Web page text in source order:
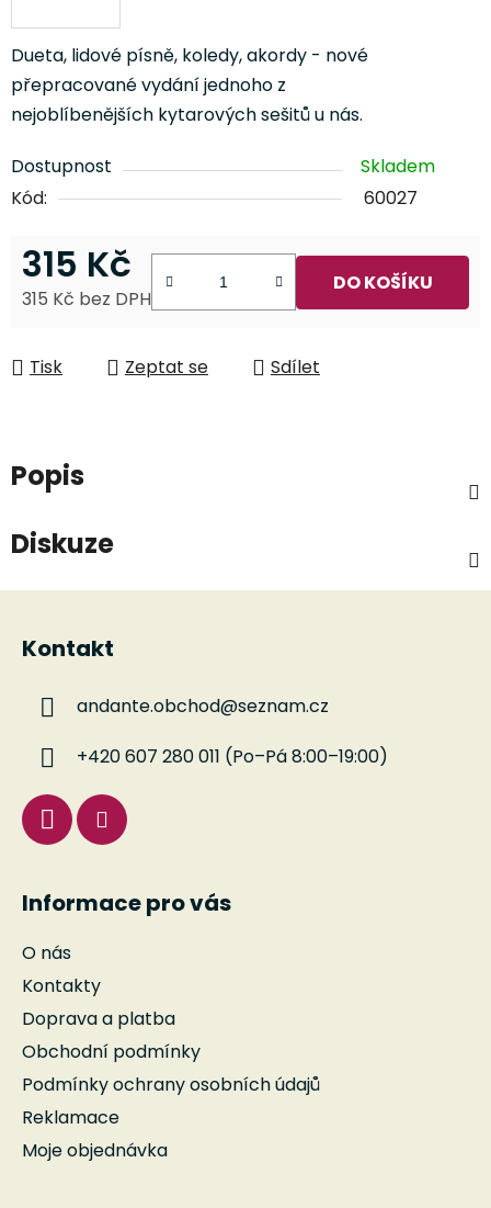
Dueta, lidové písně, koledy, akordy - nové
přepracované vydání jednoho z
nejoblíbenějších kytarových sešitů u nás.
Dostupnost
Skladem
Kód:
60027
315 Kč
315 Kč bez DPH
DO KOŠÍKU
Tisk Zeptat se Sdílet
Popis
Diskuze
Kontakt
andante.obchod@seznam.cz
+420 607 280 011 (Po–Pá 8:00–19:00)
Informace pro vás
O nás
Kontakty
Doprava a platba
Obchodní podmínky
Podmínky ochrany osobních údajů
Reklamace
Moje objednávka